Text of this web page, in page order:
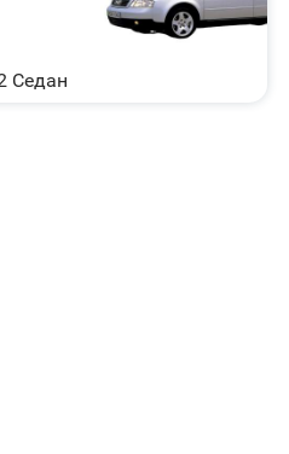
Седан